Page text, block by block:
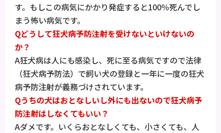
す。もしこの病気にかかり発症すると100％死んでし
まう怖い病気です。
Qどうして狂犬病予防注射を受けないといけないの
か？
A狂犬病は人にも感染し、死に至る病気ですので法律
（狂犬病予防法）で飼い犬の登録と一年に一度の狂犬
病予防注射が義務づけされています。
Qうちの犬はおとなしいし外にも出ないので狂犬病予
防注射はしなくてもいい？
Aダメです。いくらおとなしくても、小さくても、人